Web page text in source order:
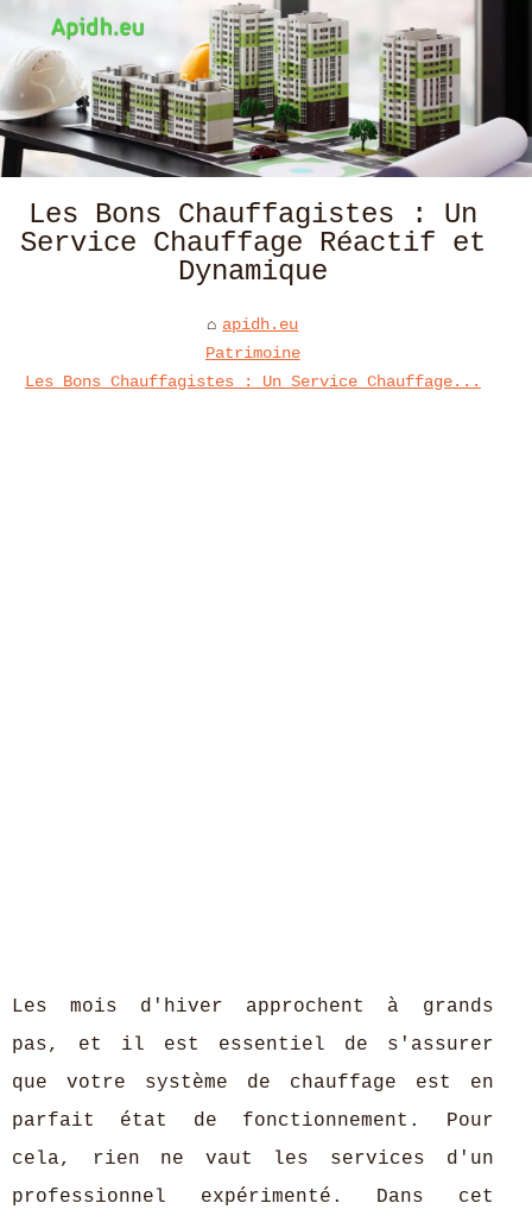
Les Bons Chauffagistes : Un
Service Chauffage Réactif et
Dynamique
apidh.eu
Patrimoine
Les Bons Chauffagistes : Un Service Chauffage...
Les mois d'hiver approchent à grands
pas, et il est essentiel de s'assurer
que votre système de chauffage est en
parfait état de fonctionnement. Pour
cela, rien ne vaut les services d'un
professionnel expérimenté. Dans cet